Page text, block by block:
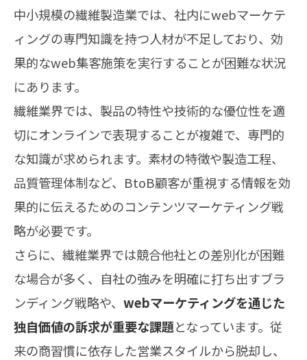
中小規模の繊維製造業では、社内にwebマーケテ
ィングの専門知識を持つ人材が不足しており、効
果的なweb集客施策を実行することが困難な状況
にあります。
繊維業界では、製品の特性や技術的な優位性を適
切にオンラインで表現することが複雑で、専門的
な知識が求められます。素材の特徴や製造工程、
品質管理体制など、BtoB顧客が重視する情報を効
果的に伝えるためのコンテンツマーケティング戦
略が必要です。
さらに、繊維業界では競合他社との差別化が困難
な場合が多く、自社の強みを明確に打ち出すブラ
ンディング戦略や、 webマーケティングを通じた
独自価値の訴求が重要な課題となっています。従
来の商習慣に依存した営業スタイルから脱却し、